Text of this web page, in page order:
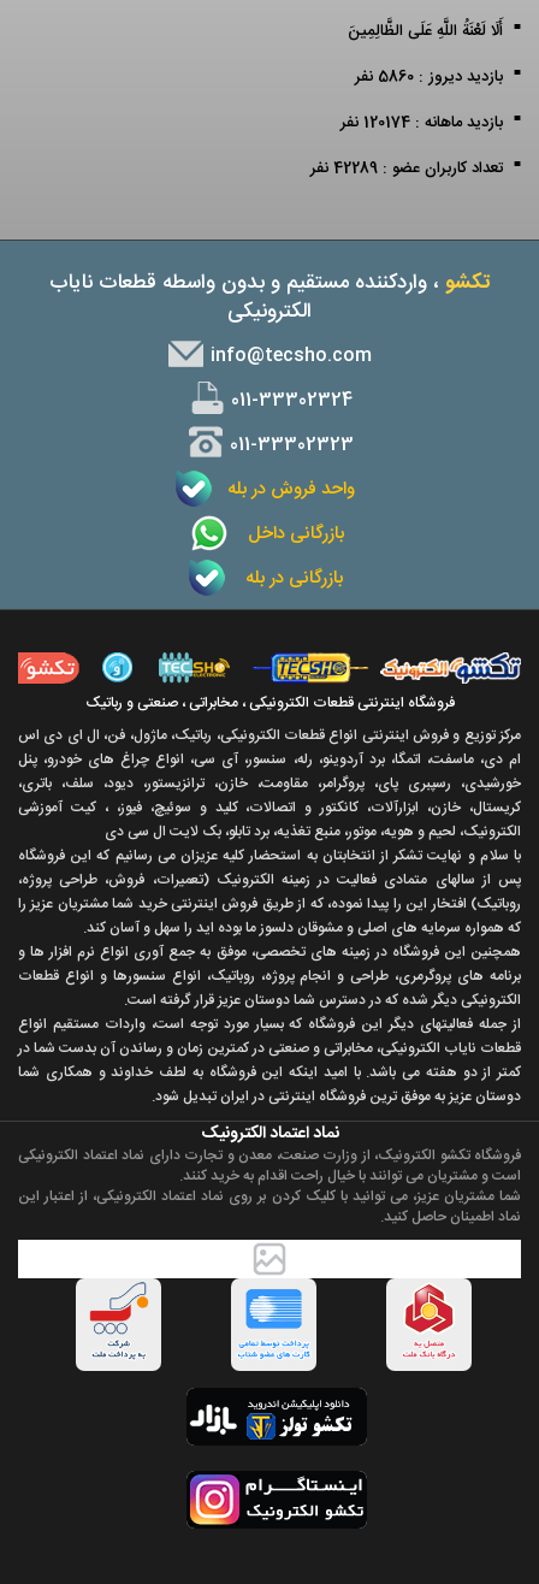
أَلَا لَعْنَةُ اللَّهِ عَلَى الظَّالِمِينَ
بازدید دیروز : 5860 نفر
بازدید ماهانه : 120174 نفر
تعداد کاربران عضو : 42289 نفر
تکشو ، واردکننده مستقیم و بدون واسطه قطعات نایاب
الکترونیکی
info@tecsho.com
011-33302324
011-33302323
واحد فروش در بله
بازرگانی داخل
بازرگانی در بله
فروشگاه اینترنتی قطعات الکترونیکی ، مخابراتی ، صنعتی و رباتیک
مرکز توزیع و فروش اینترنتی انواع قطعات الکترونیکی، رباتیک، ماژول، فن، ال ای دی اس
ام دی، ماسفت، اتمگا، برد آردوینو، رله، سنسور، آی سی، انواع چراغ های خودرو، پنل
خورشیدی، رسپبری پای، پروگرامر، مقاومت، خازن، ترانزیستور، دیود، سلف، باتری،
کریستال، خازن، ابزارآلات، کانکتور و اتصالات، کلید و سوئیچ، فیوز، ، کیت آموزشی
الکترونیک، لحیم و هویه، موتور، منبع تغذیه، برد تابلو، بک لایت ال سی دی
با سلام و نهايت تشکر از انتخابتان به استحضار کليه عزيزان می رسانيم که اين فروشگاه
پس از سالهای متمادی فعاليت در زمينه الکترونيک (تعميرات، فروش، طراحی پروژه،
روباتيک) افتخار اين را پيدا نموده، که از طريق فروش اينترنتی خريد شما مشتريان عزيز را
که همواره سرمايه های اصلی و مشوقان دلسوز ما بوده ايد را سهل و آسان کند.
همچنين اين فروشگاه در زمينه های تخصصی، موفق به جمع آوری انواع نرم افزار ها و
برنامه های پروگرمری، طراحی و انجام پروژه، روباتيک، انواع سنسورها و انواع قطعات
الکترونيکی ديگر شده که در دسترس شما دوستان عزيز قرار گرفته است.
از جمله فعاليتهای ديگر اين فروشگاه که بسيار مورد توجه است، واردات مستقیم انواع
قطعات ناياب الکترونيکی، مخابراتی و صنعتی در کمترين زمان و رساندن آن بدست شما در
کمتر از دو هفته می باشد. با اميد اينکه اين فروشگاه به لطف خداوند و همکاری شما
دوستان عزيز به موفق ترين فروشگاه اینترنتی در ایران تبديل شود.
نماد اعتماد الکترونیک
فروشگاه تکشو الکترونیک، از وزارت صنعت، معدن و تجارت دارای نماد اعتماد الکترونیکی
است و مشتریان می توانند با خیال راحت اقدام به خرید کنند.
شما مشتریان عزیز، می توانید با کلیک کردن بر روی نماد اعتماد الکترونیکی، از اعتبار این
نماد اطمینان حاصل کنید.